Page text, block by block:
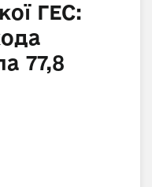
ГЕС:
77,8